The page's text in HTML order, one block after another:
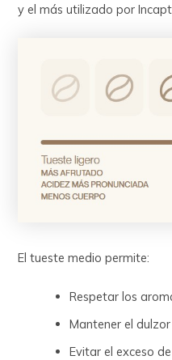
y el más utilizado por
El tueste medio permite:
Respetar los
Mantener el
Evitar el exceso